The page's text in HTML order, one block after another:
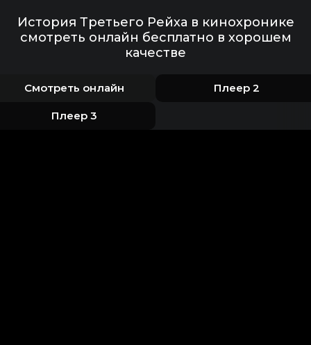
История Третьего Рейха в кинохронике
смотреть онлайн бесплатно в хорошем
качестве
Смотреть онлайн Плеер 2
Плеер 3